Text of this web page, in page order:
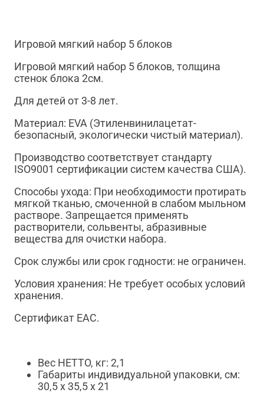
Игровой мягкий набор 5 блоков
Игровой мягкий набор 5 блоков, толщина
стенок блока 2см.
Для детей от 3-8 лет.
Материал: EVA (Этиленвинилацетат-
безопасный, экологически чистый материал).
Производство соответствует стандарту
ISO9001 сертификации систем качества США).
Способы ухода: При необходимости протирать
мягкой тканью, смоченной в слабом мыльном
растворе. Запрещается применять
растворители, сольвенты, абразивные
вещества для очистки набора.
Срок службы или срок годности: не ограничен.
Условия хранения: Не требует особых условий
хранения.
Сертификат EAC.
Вес НЕТТО, кг: 2,1
Габариты индивидуальной упаковки, см:
30,5 х 35,5 x 21